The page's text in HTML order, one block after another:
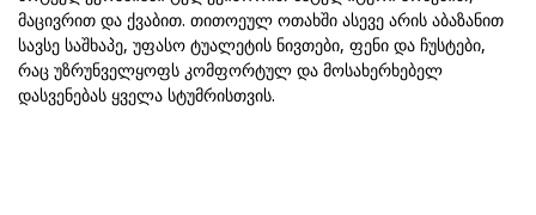
მაცივრით და ქვაბით. თითოეულ ოთახში ასევე არის აბაზანით
სავსე საშხაპე, უფასო ტუალეტის ნივთები, ფენი და ჩუსტები,
რაც უზრუნველყოფს კომფორტულ და მოსახერხებელ
დასვენებას ყველა სტუმრისთვის.